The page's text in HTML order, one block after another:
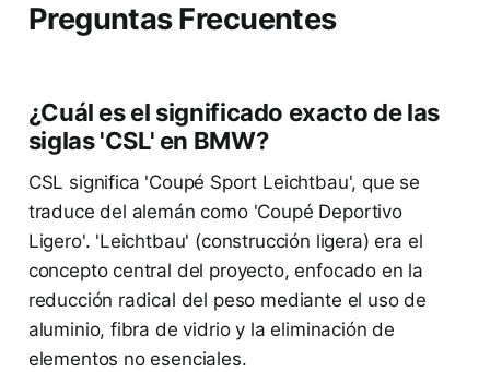
Preguntas Frecuentes
¿Cuál es el significado exacto de las
siglas 'CSL' en BMW?
CSL significa 'Coupé Sport Leichtbau', que se
traduce del alemán como 'Coupé Deportivo
Ligero'. 'Leichtbau' (construcción ligera) era el
concepto central del proyecto, enfocado en la
reducción radical del peso mediante el uso de
aluminio, fibra de vidrio y la eliminación de
elementos no esenciales.